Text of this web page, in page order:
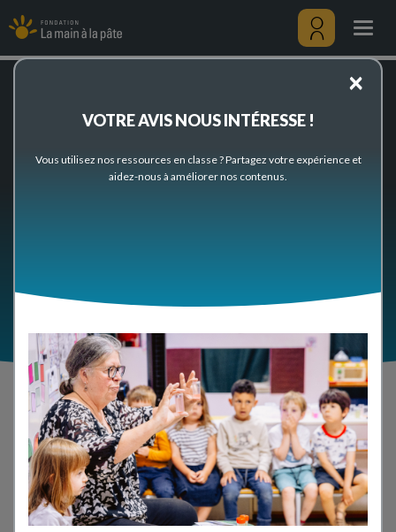
projets
pédagogiques
au
contenu
principal
Menu
Découvrez les projets pédagogiques de la Fondation
×
VOTRE AVIS NOUS INTÉRESSE !
Vous utilisez nos ressources en classe ? Partagez votre expérience et
aidez-nous à améliorer nos contenus.